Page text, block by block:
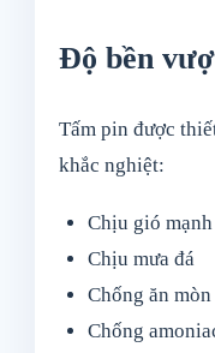
Độ bền
Tấm pin được
khắc nghiệt:
Chịu gió mạnh
Chịu mưa đá
Chống ăn
Chống